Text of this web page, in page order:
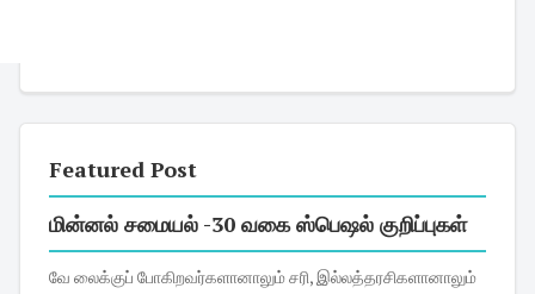
Featured Post
மின்னல் சமையல் -30 வகை ஸ்பெஷல் குறிப்புகள்
வே லைக்குப் போகிறவர்களானாலும் சரி, இல்லத்தரசிகளானாலும்